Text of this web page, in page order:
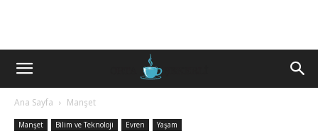
Ana Sayfa Manşet
Manşet Bilim ve Teknoloji Evren Yaşam